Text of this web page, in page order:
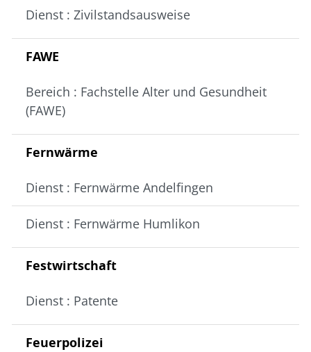
Dienst : Zivilstandsausweise
FAWE
Bereich : Fachstelle Alter und Gesundheit
(FAWE)
Fernwärme
Dienst : Fernwärme Andelfingen
Dienst : Fernwärme Humlikon
Festwirtschaft
Dienst : Patente
Feuerpolizei